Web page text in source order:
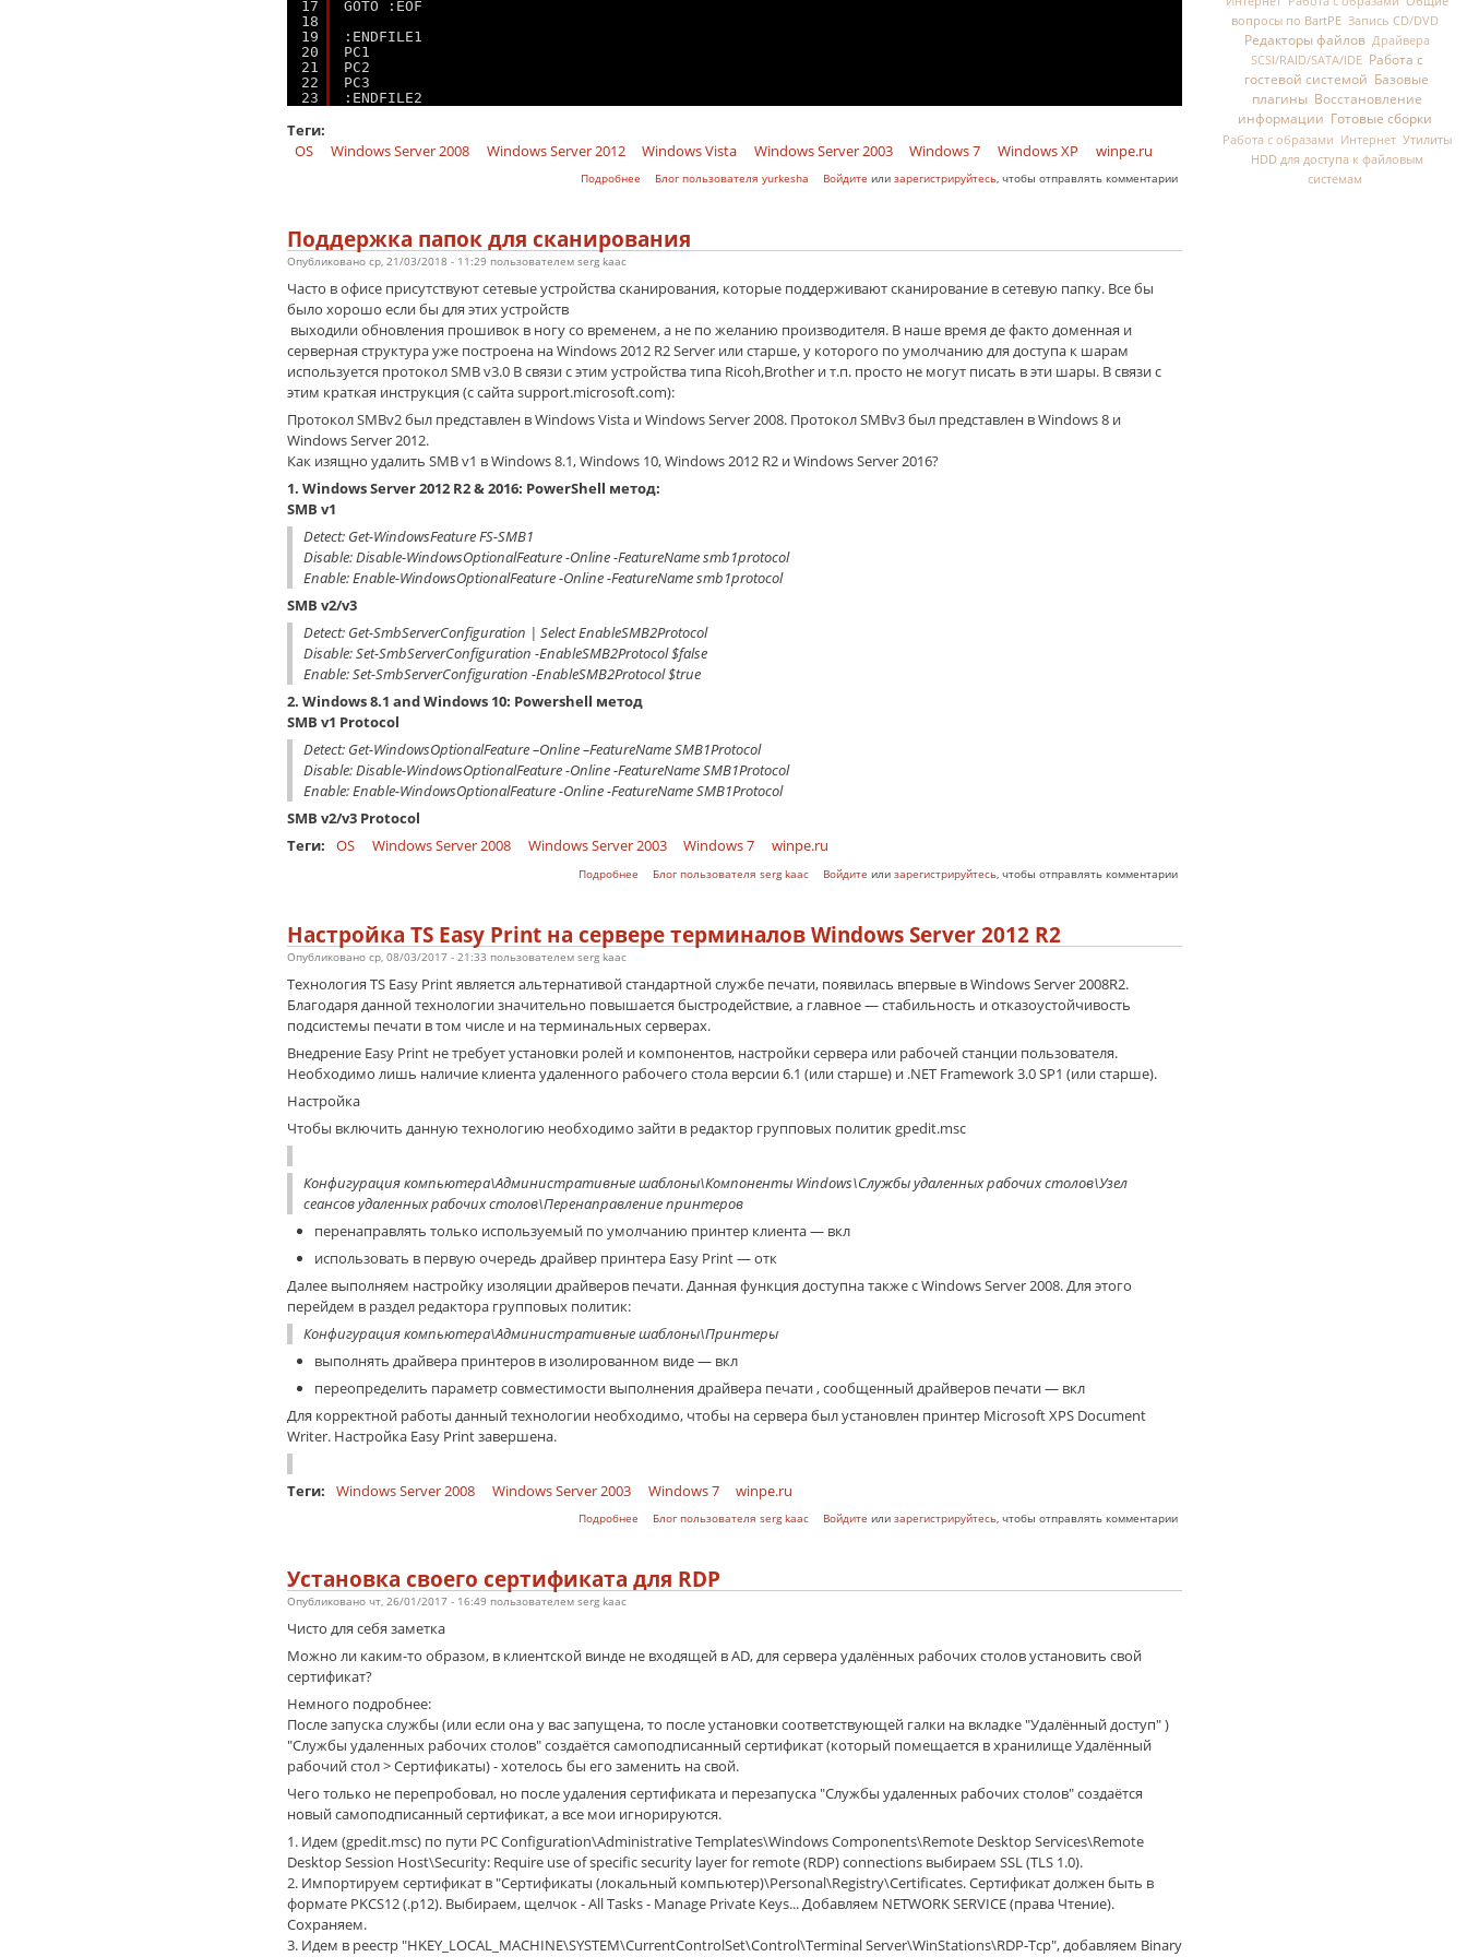
17
18
19
20
21
22
23
GOTO :EOF
:ENDFILE1
PC1
PC2
PC3
:ENDFILE2
Теги:
OS
Windows Server 2008 Windows Server 2012 Windows Vista Windows Server 2003 Windows 7 Windows XP winpe.ru
Подробнее о Выключение компьютеров в домене по списку
Блог пользователя yurkesha Войдите или зарегистрируйтесь, чтобы отправлять комментарии
Поддержка папок для сканирования
Опубликовано ср, 21/03/2018 - 11:29 пользователем serg kaac
Часто в офисе присутствуют сетевые устройства сканирования, которые поддерживают сканирование в сетевую папку. Все бы
было хорошо если бы для этих устройств
выходили обновления прошивок в ногу со временем, а не по желанию производителя. В наше время де факто доменная и
серверная структура уже построена на Windows 2012 R2 Server или старше, у которого по умолчанию для доступа к шарам
используется протокол SMB v3.0 В связи с этим устройства типа Ricoh,Brother и т.п. просто не могут писать в эти шары. В связи с
этим краткая инструкция (с сайта support.microsoft.com):
Протокол SMBv2 был представлен в Windows Vista и Windows Server 2008. Протокол SMBv3 был представлен в Windows 8 и
Windows Server 2012.
Как изящно удалить SMB v1 в Windows 8.1, Windows 10, Windows 2012 R2 и Windows Server 2016?
1. Windows Server 2012 R2 & 2016: PowerShell метод:
SMB v1
Detect: Get-WindowsFeature FS-SMB1
Disable: Disable-WindowsOptionalFeature -Online -FeatureName smb1protocol
Enable: Enable-WindowsOptionalFeature -Online -FeatureName smb1protocol
SMB v2/v3
Detect: Get-SmbServerConfiguration | Select EnableSMB2Protocol
Disable: Set-SmbServerConfiguration -EnableSMB2Protocol $false
Enable: Set-SmbServerConfiguration -EnableSMB2Protocol $true
2. Windows 8.1 and Windows 10: Powershell метод
SMB v1 Protocol
Detect: Get-WindowsOptionalFeature –Online –FeatureName SMB1Protocol
Disable: Disable-WindowsOptionalFeature -Online -FeatureName SMB1Protocol
Enable: Enable-WindowsOptionalFeature -Online -FeatureName SMB1Protocol
SMB v2/v3 Protocol
Теги:
OS Windows Server 2008 Windows Server 2003 Windows 7 winpe.ru
Подробнее о Поддержка папок для сканирования
Блог пользователя serg kaac Войдите или зарегистрируйтесь, чтобы отправлять комментарии
Настройка TS Easy Print на сервере терминалов Windows Server 2012 R2
Опубликовано ср, 08/03/2017 - 21:33 пользователем serg kaac
Технология TS Easy Print является альтернативой стандартной службе печати, появилась впервые в Windows Server 2008R2.
Благодаря данной технологии значительно повышается быстродействие, а главное — стабильность и отказоустойчивость
подсистемы печати в том числе и на терминальных серверах.
Внедрение Easy Print не требует установки ролей и компонентов, настройки сервера или рабочей станции пользователя.
Необходимо лишь наличие клиента удаленного рабочего стола версии 6.1 (или старше) и .NET Framework 3.0 SP1 (или старше).
Настройка
Чтобы включить данную технологию необходимо зайти в редактор групповых политик gpedit.msc
Конфигурация компьютера\Административные шаблоны\Компоненты Windows\Службы удаленных рабочих столов\Узел
сеансов удаленных рабочих столов\Перенаправление принтеров
перенаправлять только используемый по умолчанию принтер клиента — вкл
использовать в первую очередь драйвер принтера Easy Print — отк
Далее выполняем настройку изоляции драйверов печати. Данная функция доступна также с Windows Server 2008. Для этого
перейдем в раздел редактора групповых политик:
Конфигурация компьютера\Административные шаблоны\Принтеры
выполнять драйвера принтеров в изолированном виде — вкл
переопределить параметр совместимости выполнения драйвера печати , сообщенный драйверов печати — вкл
Для корректной работы данный технологии необходимо, чтобы на сервера был установлен принтер Microsoft XPS Document
Writer. Настройка Easy Print завершена.
Теги: Windows Server 2008 Windows Server 2003 Windows 7 winpe.ru
Подробнее о Настройка TS Easy Print на сервере терминалов Windows Server 2012 R2
Блог пользователя serg kaac Войдите или зарегистрируйтесь, чтобы отправлять комментарии
Установка своего сертификата для RDP
Опубликовано чт, 26/01/2017 - 16:49 пользователем serg kaac
Чисто для себя заметка
Можно ли каким-то образом, в клиентской винде не входящей в AD, для сервера удалённых рабочих столов установить свой
сертификат?
Немного подробнее:
После запуска службы (или если она у вас запущена, то после установки соответствующей галки на вкладке "Удалённый доступ" )
"Службы удаленных рабочих столов" создаётся самоподписанный сертификат (который помещается в хранилище Удалённый
рабочий стол > Сертификаты) - хотелось бы его заменить на свой.
Чего только не перепробовал, но после удаления сертификата и перезапуска "Службы удаленных рабочих столов" создаётся
новый самоподписанный сертификат, а все мои игнорируются.
1. Идем (gpedit.msc) по пути PC Configuration\Administrative Templates\Windows Components\Remote Desktop Services\Remote
Desktop Session Host\Security: Require use of specific security layer for remote (RDP) connections выбираем SSL (TLS 1.0).
2. Импортируем сертификат в "Сертификаты (локальный компьютер)\Personal\Registry\Certificates. Сертификат должен быть в
формате PKCS12 (.p12). Выбираем, щелчок - All Tasks - Manage Private Keys... Добавляем NETWORK SERVICE (права Чтение).
Сохраняем.
3. Идем в реестр "HKEY_LOCAL_MACHINE\SYSTEM\CurrentControlSet\Control\Terminal Server\WinStations\RDP-Tcp", добавляем Binary
вопросы по BartPE Запись CD/DVD
Редакторы файлов Драйвера
SCSI/RAID/SATA/IDE Работа с
гостевой системой Базовые
плагины Восстановление
информации Готовые сборки
Работа с образами Интернет Утилиты
HDD для доступа к файловым
системам